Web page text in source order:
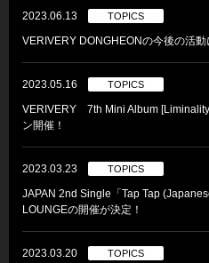
2023.06.13 TOPICS
VERIVERY DONGHEONの今後の活
2023.05.16 TOPICS
VERIVERY 7th Mini Album
ン開催！
2023.03.23 TOPICS
JAPAN 2nd Single「Tap Tap
LOUNGEの開催が決定！
2023.03.20 TOPICS